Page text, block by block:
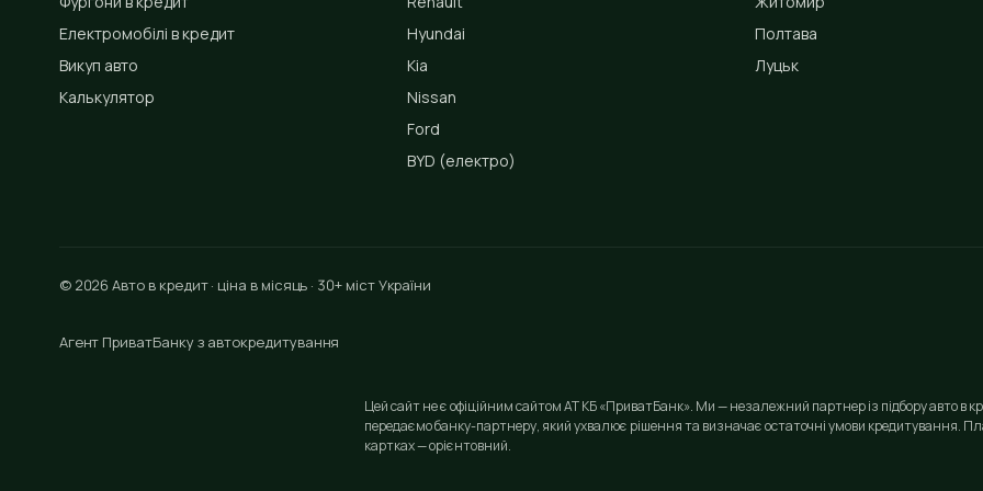
Електромобілі в кредит
Викуп авто
Калькулятор
Hyundai
Kia
Nissan
Ford
BYD (електро)
Полтава
Луцьк
© 2026 Авто в кредит · ціна в місяць · 30+ міст України
Агент ПриватБанку з автокредитування
Цей сайт не є офіційним сайтом АТ КБ «ПриватБанк». Ми — незалежний партнер із підбору авто в
передаємо банку-партнеру, який ухвалює рішення та визначає остаточні умови кредитування.
картках — орієнтовний.